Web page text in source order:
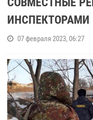
07 февраля 2023, 06:27